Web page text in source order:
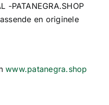
-PATANEGRA.SHOP
en originele
www.patanegra.shop